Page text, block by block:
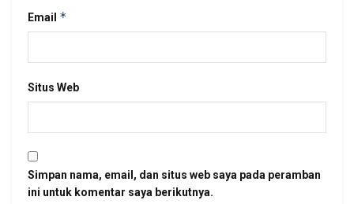
Email *
Situs Web
Simpan nama, email, dan situs web saya pada peramban
ini untuk komentar saya berikutnya.